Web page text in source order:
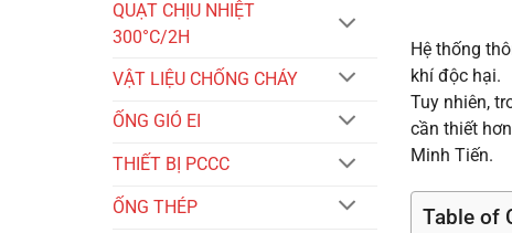
QUẠT CHỊU NHIỆT
300°C/2H
VẬT LIỆU CHỐNG CHÁY
ỐNG GIÓ EI
THIẾT BỊ PCCC
ỐNG THÉP
Hệ thống
khí độc hại.
Tuy nhiên,
cần thiết
Minh Tiến.
Table of